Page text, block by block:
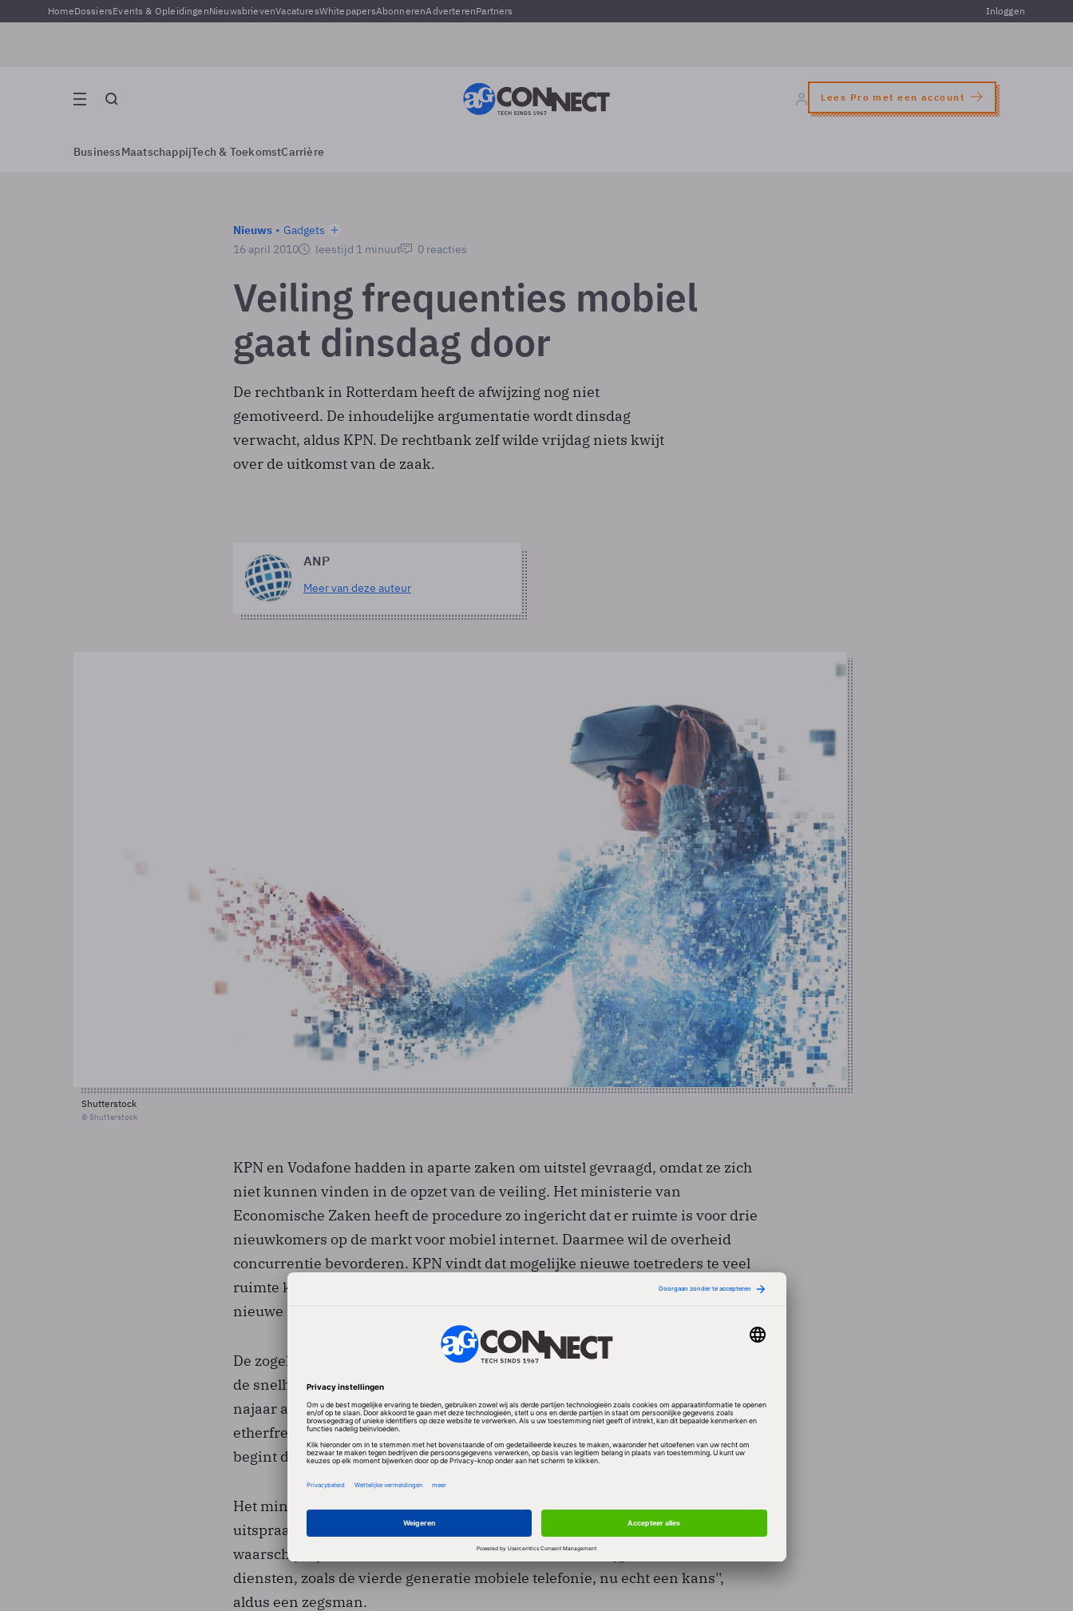
HomeDossiersEvents & OpleidingenNieuwsbrievenVacaturesWhitepapersAbonnerenAdverterenPartners Inloggen
Lees Pro met een account
BusinessMaatschappijTech & ToekomstCarrière
Nieuws
Gadgets
16 april 2010
leestijd 1 minuut 0 reacties
Veiling frequenties mobiel
gaat dinsdag door
De rechtbank in Rotterdam heeft de afwijzing nog niet
gemotiveerd. De inhoudelijke argumentatie wordt dinsdag
verwacht, aldus KPN. De rechtbank zelf wilde vrijdag niets kwijt
over de uitkomst van de zaak.
ANP
Meer van deze auteur
Shutterstock
© Shutterstock
KPN en Vodafone hadden in aparte zaken om uitstel gevraagd, omdat ze zich
niet kunnen vinden in de opzet van de veiling. Het ministerie van
Economische Zaken heeft de procedure zo ingericht dat er ruimte is voor drie
nieuwkomers op de markt voor mobiel internet. Daarmee wil de overheid
concurrentie bevorderen. KPN vindt dat mogelijke nieuwe toetreders te veel
ruimte krijgen. Vodafone zegt dat er ook nog te veel onduidelijkheid is om de
nieuwe frequenties goed te kunnen waarderen.
De zogeheten 2,6 GHz-veiling, waarmee mobiel internet mogelijk wordt met
de snelheid en de (beeld)kwaliteit van breedbandverbindingen, werd vorig
najaar aangekondigd. Negen bedrijven gaan meedingen naar de
etherfrequenties, die door de overheid worden geveild. De internetveiling
begint dinsdag en duurt mogelijk enige weken.
Het ministerie van Economische Zaken liet weten blij te zijn met de
uitspraak. "Dit is goed nieuws voor de consument, want er komt nu
waarschijnlijk meer keus en meer concurrentie. Ook krijgen nieuwe
diensten, zoals de vierde generatie mobiele telefonie, nu echt een kans'',
aldus een zegsman.